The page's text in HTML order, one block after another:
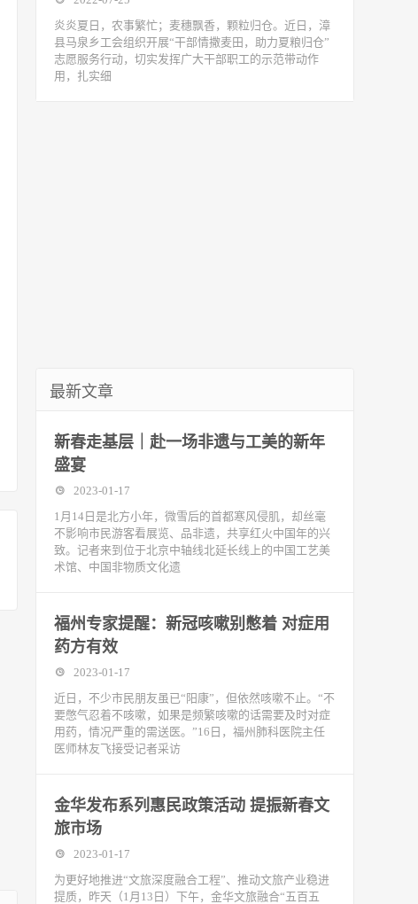
炎炎夏日，农事繁忙；麦穗飘香，颗粒归仓。近日，漳
县马泉乡工会组织开展“干部情撒麦田，助力夏粮归仓”
志愿服务行动，切实发挥广大干部职工的示范带动作
用，扎实细
最新文章
新春走基层｜赴一场非遗与工美的新年
盛宴
2023-01-17
1月14日是北方小年，微雪后的首都寒风侵肌，却丝毫
不影响市民游客看展览、品非遗，共享红火中国年的兴
致。记者来到位于北京中轴线北延长线上的中国工艺美
术馆、中国非物质文化遗
福州专家提醒：新冠咳嗽别憋着 对症用
药方有效
2023-01-17
近日，不少市民朋友虽已“阳康”，但依然咳嗽不止。“不
要憋气忍着不咳嗽，如果是频繁咳嗽的话需要及时对症
用药，情况严重的需送医。”16日，福州肺科医院主任
医师林友飞接受记者采访
金华发布系列惠民政策活动 提振新春文
旅市场
2023-01-17
为更好地推进“文旅深度融合工程”、推动文旅产业稳进
提质，昨天（1月13日）下午，金华文旅融合“五百五